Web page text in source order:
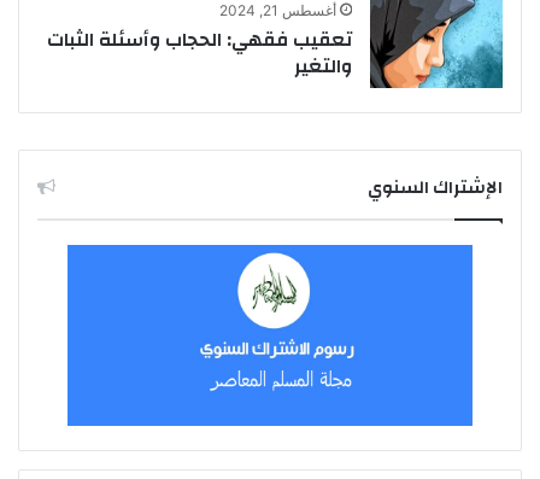
أغسطس 21, 2024
تعقيب فقهي: الحجاب وأسئلة الثبات
والتغير
الإشتراك السنوي